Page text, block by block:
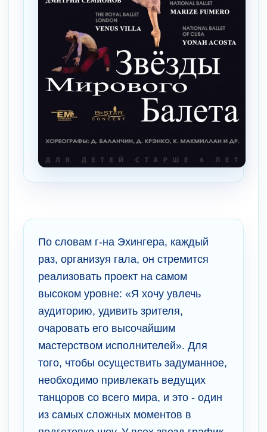
По словам г-на Эхингера, каждый
раз, организуя гала, он стремится
реализовать проект на самом
высоком уровне: «Я хочу увлечь
аудиторию, удивить зрителя,
очаровать его высочайшим
мастерством исполнителей». Для
того, чтобы осуществить задуманное,
необходимо привлекать ведущих
танцоров со всего мира, и это - один
из самых сложных моментов в